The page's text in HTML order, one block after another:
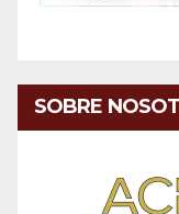
SOBRE